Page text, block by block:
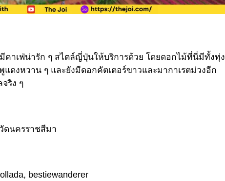
าเฟ่น่ารัก ๆ สไตล์ญี่ปุ่นให้บริการด้วย โดยดอกไม้ที่นี่มีทั้งทุ่ง
ดงหวาน ๆ และยังมีดอกคัตเตอร์ขาวและมากาเรตม่วงอีก
ริง ๆ
ดนครราชสีมา
bestiewanderer